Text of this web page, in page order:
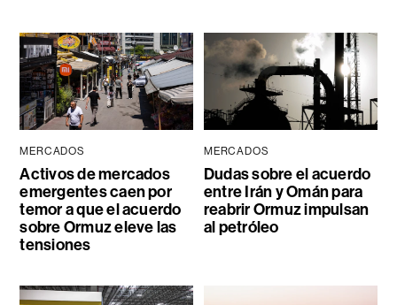
MERCADOS
Activos de mercados
emergentes caen por
temor a que el acuerdo
sobre Ormuz eleve las
tensiones
MERCADOS
Dudas sobre el acuerdo
entre Irán y Omán para
reabrir Ormuz impulsan
al petróleo